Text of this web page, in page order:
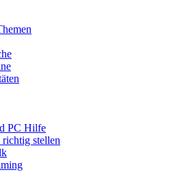
PC Hilfe
richtig stellen